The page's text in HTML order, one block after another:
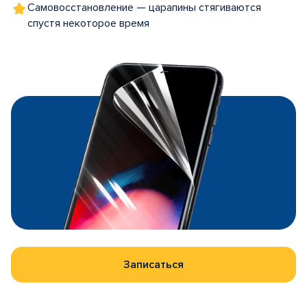
Самовосстановление — царапины стягиваются
спустя некоторое время
Записаться